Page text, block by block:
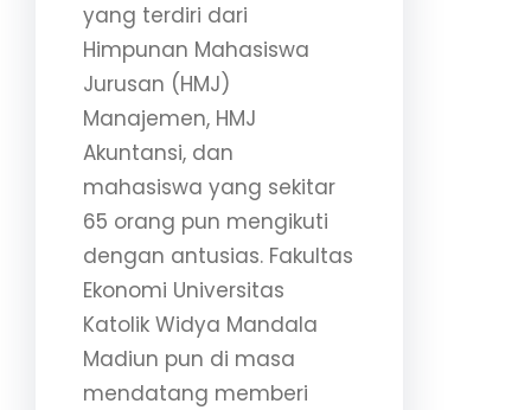
yang terdiri dari
Himpunan Mahasiswa
Jurusan (HMJ)
Manajemen, HMJ
Akuntansi, dan
mahasiswa yang sekitar
65 orang pun mengikuti
dengan antusias. Fakultas
Ekonomi Universitas
Katolik Widya Mandala
Madiun pun di masa
mendatang memberi